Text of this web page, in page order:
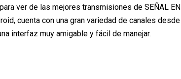
ver de las mejores transmisiones de SEÑAL EN
cuenta con una gran variedad de canales desde
interfaz muy amigable y fácil de manejar.